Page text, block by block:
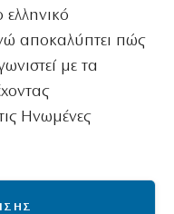
αποκαλύπτει πώς
με τα
Ηνωμένες